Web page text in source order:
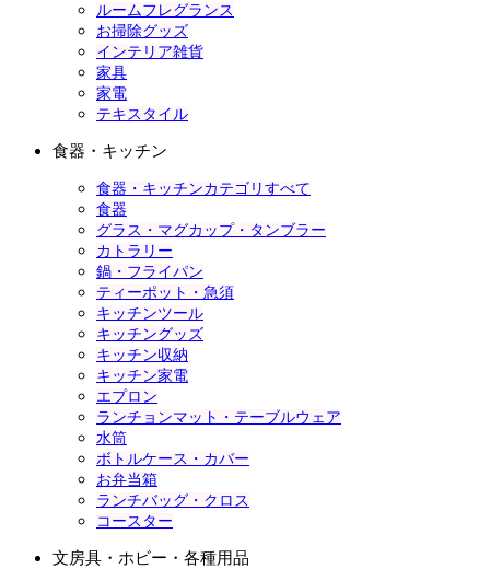
ルームフレグランス
お掃除グッズ
インテリア雑貨
家具
家電
テキスタイル
食器・キッチン
食器・キッチンカテゴリすべて
食器
グラス・マグカップ・タンブラー
カトラリー
鍋・フライパン
ティーポット・急須
キッチンツール
キッチングッズ
キッチン収納
キッチン家電
エプロン
ランチョンマット・テーブルウェア
水筒
ボトルケース・カバー
お弁当箱
ランチバッグ・クロス
コースター
文房具・ホビー・各種用品